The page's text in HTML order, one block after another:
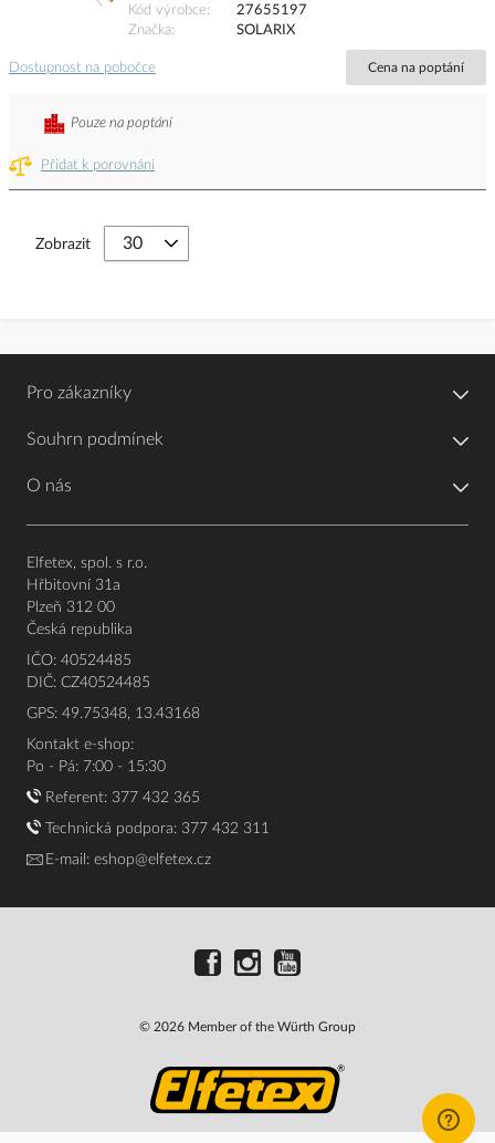
Kód výrobce
27655197
Značka
SOLARIX
Dostupnost na pobočce Cena na poptání
Přidat k porovnání
Pouze na poptání
Zobrazit
Pro zákazníky
Souhrn podmínek
O nás
Elfetex, spol. s r.o.
Hřbitovní 31a
Plzeň 312 00
Česká republika
IČO: 40524485
DIČ: CZ40524485
GPS: 49.75348, 13.43168
Kontakt e-shop:
Po - Pá: 7:00 - 15:30
Referent: 377 432 365
Technická podpora: 377 432 311
E-mail: eshop@elfetex.cz
© 2026 Member of the Würth Group